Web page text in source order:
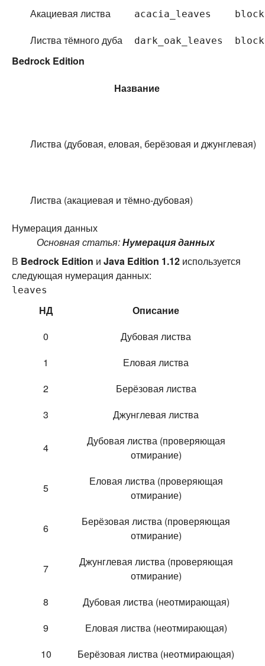
Акациевая листва acacia_leaves
Листва тёмного дуба dark_oak_leaves
Bedrock Edition
Название
Листва (дубовая, еловая, берёзовая и джунглевая)
Листва (акациевая и тёмно-дубовая)
Нумерация данных
Основная статья:Нумерация данных
В Bedrock Edition и Java Edition 1.12 используется
следующая нумерация данных:
leaves
НД
Описание
0
Дубовая листва
1
Еловая листва
2
Берёзовая листва
3
Джунглевая листва
4
Дубовая листва (проверяющая
отмирание)
5
Еловая листва (проверяющая
отмирание)
6
Берёзовая листва (проверяющая
отмирание)
7
Джунглевая листва (проверяющая
отмирание)
8
Дубовая листва (неотмирающая)
9
Еловая листва (неотмирающая)
10
Берёзовая листва (неотмирающая)